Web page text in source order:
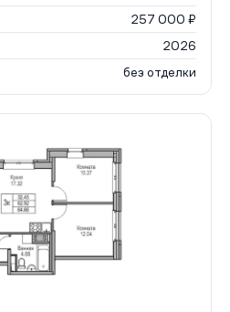
257 000 ₽
2026
без отделки